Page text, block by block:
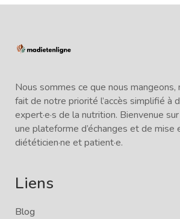
Nous sommes ce que nous mangeons,
fait de notre priorité l’accès simplifié à
expert·e·s de la nutrition. Bienvenue
une plateforme d’échanges et de mise
diététicien·ne et patient·e.
Liens
Blog